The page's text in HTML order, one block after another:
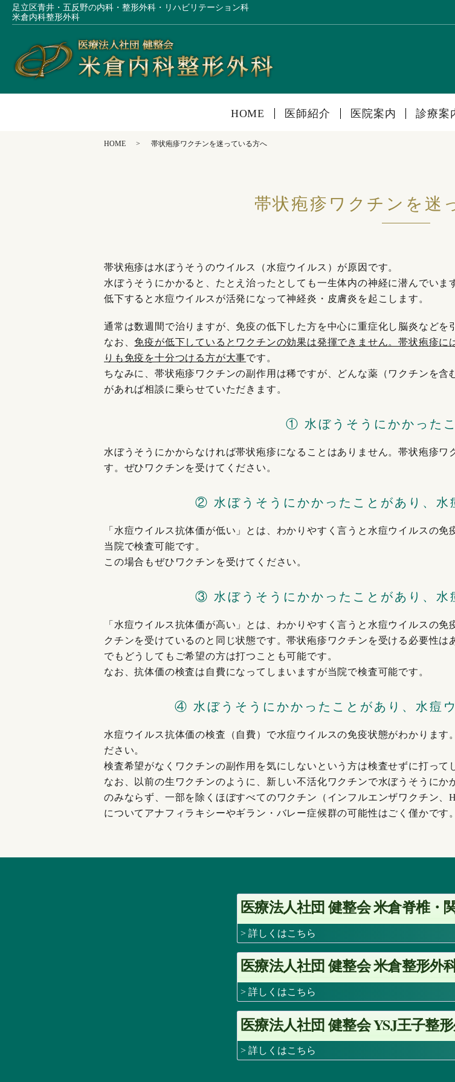
足立区青井・五反野の内科・整形外科・リハビリテーション科
米倉内科整形外科
HOME 医師紹介 医院案内 診療案
HOME 帯状疱疹ワクチンを迷っている方へ
帯状疱疹ワクチンを迷
帯状疱疹は水ぼうそうのウイルス（水痘ウイルス）が原因です。
水ぼうそうにかかると、たとえ治ったとしても一生体内の神経に潜んでい
低下すると水痘ウイルスが活発になって神経炎・皮膚炎を起こします。
通常は数週間で治りますが、免疫の低下した方を中心に重症化し脳炎などを
なお、 免疫が低下しているとワクチンの効果は発揮できません。帯状疱疹
りも免疫を十分つける方が大事です。
ちなみに、帯状疱疹ワクチンの副作用は稀ですが、どんな薬（ワクチンを
があれば相談に乗らせていただきます。
① 水ぼうそうにかかった
水ぼうそうにかからなければ帯状疱疹になることはありません。帯状疱疹
す。ぜひワクチンを受けてください。
② 水ぼうそうにかかったことがあり、水
「水痘ウイルス抗体価が低い」とは、わかりやすく言うと水痘ウイルスの
当院で検査可能です。
この場合もぜひワクチンを受けてください。
③ 水ぼうそうにかかったことがあり、水
「水痘ウイルス抗体価が高い」とは、わかりやすく言うと水痘ウイルスの
クチンを受けているのと同じ状態です。帯状疱疹ワクチンを受ける必要性
でもどうしてもご希望の方は打つことも可能です。
なお、抗体価の検査は自費になってしまいますが当院で検査可能です。
④ 水ぼうそうにかかったことがあり、水痘
水痘ウイルス抗体価の検査（自費）で水痘ウイルスの免疫状態がわかりま
ださい。
検査希望がなくワクチンの副作用を気にしないという方は検査せずに打って
なお、以前の生ワクチンのように、新しい不活化ワクチンで水ぼうそうに
のみならず、一部を除くほぼすべてのワクチン（インフルエンザワクチン、
についてアナフィラキシーやギラン・バレー症候群の可能性はごく僅かです
医療法人社団 健整会 米倉脊椎・
> 詳しくはこちら
医療法人社団 健整会 米倉整形外
> 詳しくはこちら
医療法人社団 健整会YSJ王子整
> 詳しくはこちら